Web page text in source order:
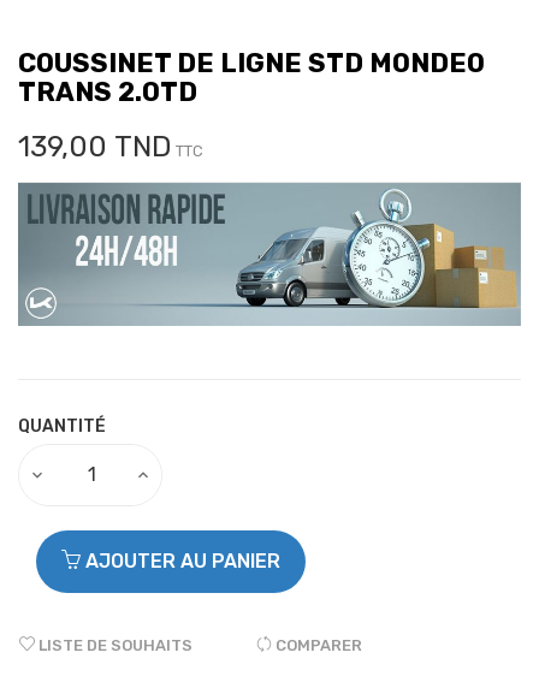
COUSSINET DE LIGNE STD MONDEO
TRANS 2.0TD
139,00 TND TTC
QUANTITÉ
AJOUTER AU PANIER
LISTE DE SOUHAITS COMPARER